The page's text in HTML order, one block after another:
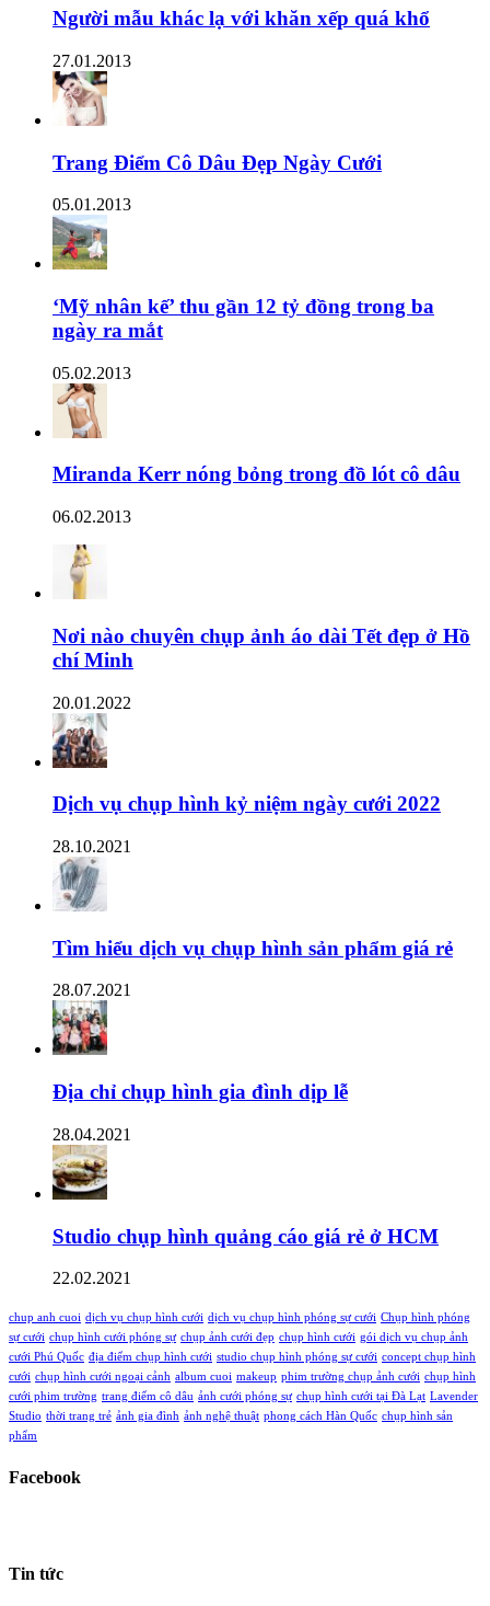
Người mẫu khác lạ với khăn xếp quá khổ
27.01.2013
Trang Điểm Cô Dâu Đẹp Ngày Cưới
05.01.2013
‘Mỹ nhân kế’ thu gần 12 tỷ đồng trong ba
ngày ra mắt
05.02.2013
Miranda Kerr nóng bỏng trong đồ lót cô dâu
06.02.2013
Nơi nào chuyên chụp ảnh áo dài Tết đẹp ở Hồ
chí Minh
20.01.2022
Dịch vụ chụp hình kỷ niệm ngày cưới 2022
28.10.2021
Tìm hiểu dịch vụ chụp hình sản phẩm giá rẻ
28.07.2021
Địa chỉ chụp hình gia đình dịp lễ
28.04.2021
Studio chụp hình quảng cáo giá rẻ ở HCM
22.02.2021
chup anh cuoi dịch vụ chụp hình cưới dịch vụ chụp hình phóng sự cưới Chụp hình phóng
sự cưới chụp hình cưới phóng sự chụp ảnh cưới đẹp chụp hình cưới gói dịch vụ chụp ảnh
cưới Phú Quốc địa điểm chụp hình cưới studio chụp hình phóng sự cưới concept chụp hình
cưới chụp hình cưới ngoại cảnh album cuoi makeup phim trường chụp ảnh cưới chụp hình
cưới phim trường trang điểm cô dâu ảnh cưới phóng sự chụp hình cưới tại Đà Lạt Lavender
Studio thời trang trẻ ảnh gia đình ảnh nghệ thuật phong cách Hàn Quốc chụp hình sản
phẩm
Facebook
Tin tức